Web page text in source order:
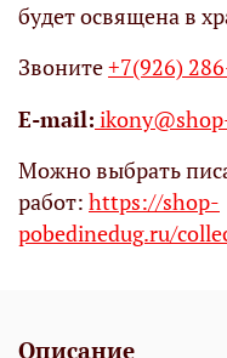
будет освящена в
Звоните+7(926)
Е-mail:
Можно выбрать
работ: https://shop-
pobedinedug.ru/
Описание